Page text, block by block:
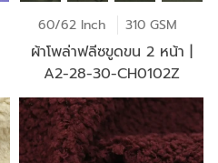
60/62 Inch 310 GSM
ผ้าโพล่าฟลีซขูดขน 2 หน้า |
A2-28-30-CH0102Z